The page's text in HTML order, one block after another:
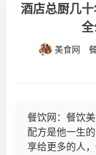
酒店总厨几
全
美食网
餐饮网：餐饮
配方是他一生
享给更多的人